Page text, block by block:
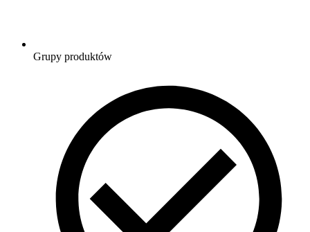
Grupy produktów